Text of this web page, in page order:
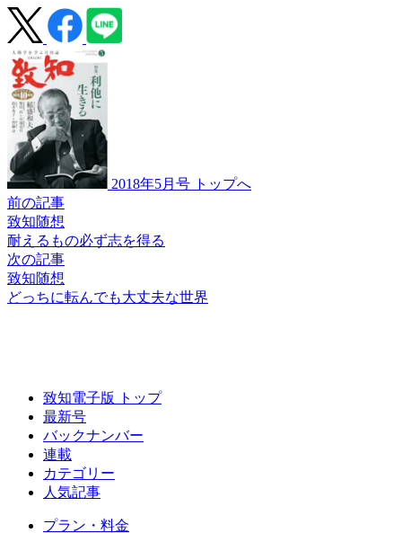
2018年5月号 トップへ
前の記事
致知随想
耐えるもの必ず志を得る
次の記事
致知随想
どっちに転んでも大丈夫な世界
致知電子版 トップ
最新号
バックナンバー
連載
カテゴリー
人気記事
プラン・料金